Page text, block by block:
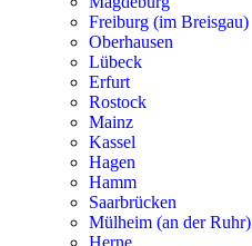
Freiburg (im Breisgau)
Oberhausen
Lübeck
Erfurt
Rostock
Mainz
Kassel
Hagen
Hamm
Saarbrücken
Mülheim (an der Ruhr)
Herne